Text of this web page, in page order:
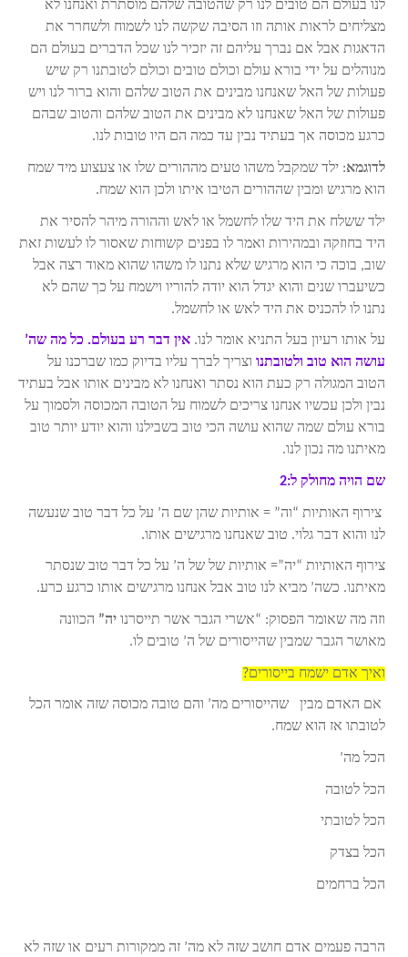
לנו בעולם הם טובים לנו רק שהטובה שלהם מוסתרת ואנחנו לא
מצליחים לראות אותה וזו הסיבה שקשה לנו לשמוח ולשחרר את
הדאגות אבל אם נברך עליהם זה יזכיר לנו שכל הדברים בעולם הם
מנוהלים על ידי בורא עולם וכולם טובים וכולם לטובתנו רק שיש
פעולות של האל שאנחנו מבינים את הטוב שלהם והוא ברור לנו ויש
פעולות של האל שאנחנו לא מבינים את הטוב שלהם והטוב שבהם
כרגע מכוסה אך בעתיד נבין עד כמה הם היו טובות לנו.
לדוגמא: ילד שמקבל משהו טעים מההורים שלו או צעצוע מיד שמח
הוא מרגיש ומבין שההורים הטיבו איתו ולכן הוא שמח.
ילד ששלח את היד שלו לחשמל או לאש וההורה מיהר להסיר את
היד בחוזקה ובמהירות ואמר לו בפנים קשוחות שאסור לו לעשות זאת
שוב, בוכה כי הוא מרגיש שלא נתנו לו משהו שהוא מאוד רצה אבל
כשיעברו שנים והוא יגדל הוא יודה להוריו וישמח על כך שהם לא
נתנו לו להכניס את היד לאש או לחשמל.
על אותו רעיון בעל התניא אומר לנו. אין דבר רע בעולם. כל מה שה’
עושה הוא טוב ולטובתנו וצריך לברך עליו בדיוק כמו שברכנו על
הטוב המגולה רק כעת הוא נסתר ואנחנו לא מבינים אותו אבל בעתיד
נבין ולכן עכשיו אנחנו צריכים לשמוח על הטובה המכוסה ולסמוך על
בורא עולם שמה שהוא עושה הכי טוב בשבילנו והוא יודע יותר טוב
מאיתנו מה נכון לנו.
שם הויה מחולק ל:2
צירוף האותיות “וה” = אותיות שהן שם ה’ על כל דבר טוב שנעשה
לנו והוא דבר גלוי. טוב שאנחנו מרגישים אותו.
צירוף האותיות “יה”= אותיות של של ה’ על כל דבר טוב שנסתר
מאיתנו. כשה’ מביא לנו טוב אבל אנחנו מרגישים אותו כרגע כרע.
וזה מה שאומר הפסוק: “אשרי הגבר אשר תייסרנו יה” הכוונה
מאושר הגבר שמבין שהייסורים של ה’ טובים לו.
ואיך אדם ישמח בייסורים?
אם האדם מבין שהייסורים מה’ והם טובה מכוסה שזה אומר הכל
לטובתו אז הוא שמח.
הכל מה’
הכל לטובה
הכל לטובתי
הכל בצדק
הכל ברחמים
הרבה פעמים אדם חושב שזה לא מה’ זה ממקורות רעים או שזה לא